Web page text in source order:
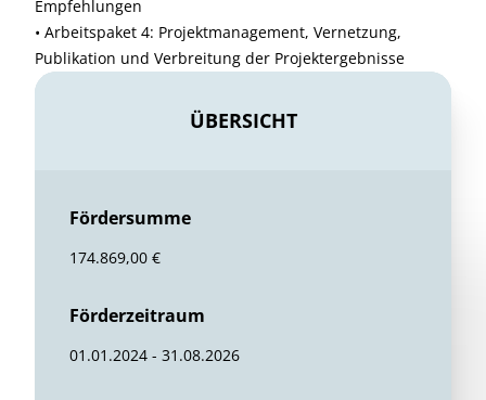
Empfehlungen
• Arbeitspaket 4: Projektmanagement, Vernetzung,
Publikation und Verbreitung der Projektergebnisse
ÜBERSICHT
Fördersumme
174.869,00 €
Förderzeitraum
01.01.2024 - 31.08.2026